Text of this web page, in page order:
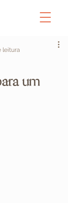
um
leitura